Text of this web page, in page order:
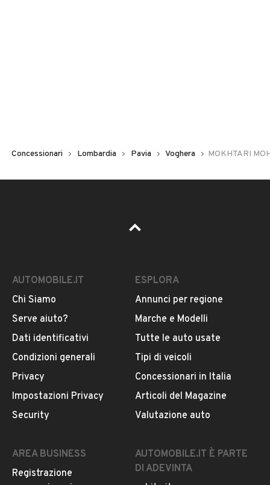
Concessionari Lombardia Pavia Voghera MOKHTARI
AUTOMOBILE.IT
Chi Siamo
Serve aiuto?
Dati identificativi
Condizioni generali
Privacy
Impostazioni Privacy
Security
ESPLORA
Annunci per regione
Marche e Modelli
Tutte le auto usate
Tipi di veicoli
Concessionari in Italia
Articoli del Magazine
Valutazione auto
AREA BUSINESS
Registrazione
AUTOMOBILE.IT È PARTE
DI ADEVINTA